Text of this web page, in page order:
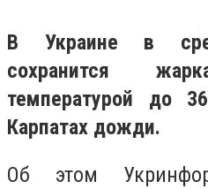
В Украине в
сохранится
температурой до
Карпатах дожди.
Об этом